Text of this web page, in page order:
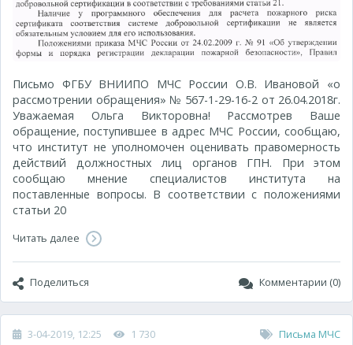
Письмо ФГБУ ВНИИПО МЧС России О.В. Ивановой «о
рассмотрении обращения» № 567-1-29-16-2 от 26.04.2018г.
Уважаемая Ольга Викторовна! Рассмотрев Ваше
обращение, поступившее в адрес МЧС России, сообщаю,
что институт не уполномочен оценивать правомерность
действий должностных лиц органов ГПН. При этом
сообщаю мнение специалистов института на
поставленные вопросы. В соответствии с положениями
статьи 20
Читать далее
Поделиться Комментарии (0)
3-04-2019, 12:25 1 730 Письма МЧС